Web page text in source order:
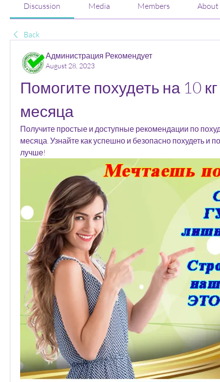
Discussion Media Members About
Back
Администрация Рекомендует
August 28, 2023
Помогите похудеть на 10
месяца
Получите простые и доступные рекомендации по
месяца. Узнайте как успешно и безопасно похудеть и
лучше!